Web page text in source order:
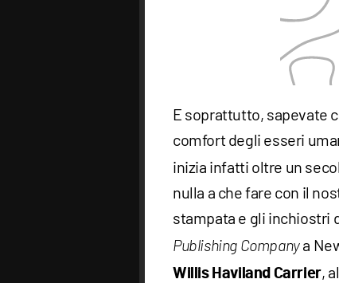
E soprattutto, sapevate
comfort degli esseri
inizia infatti oltre un
nulla a che fare con il
stampata e gli inchiostri
Publishing Companya
Willis Haviland Carrier,